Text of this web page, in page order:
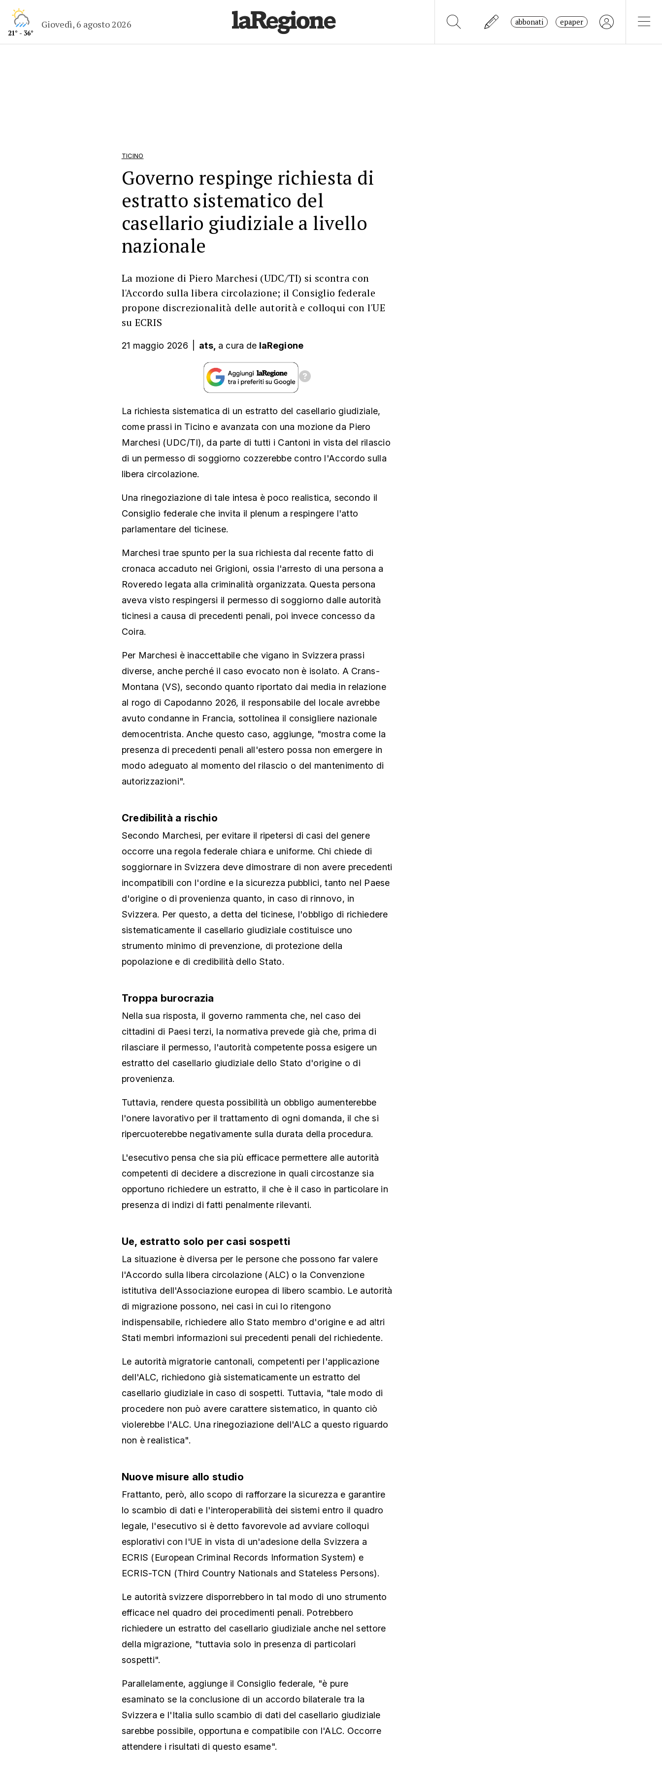
21° - 36°
Giovedì, 6 agosto 2026 abbonati epaper
TICINO
Governo respinge richiesta di
estratto sistematico del
casellario giudiziale a livello
nazionale
La mozione di Piero Marchesi (UDC/TI) si scontra con
l'Accordo sulla libera circolazione; il Consiglio federale
propone discrezionalità delle autorità e colloqui con l'UE
su ECRIS
21 maggio 2026 ats, a cura de laRegione
La richiesta sistematica di un estratto del casellario giudiziale,
come prassi in Ticino e avanzata con una mozione da Piero
Marchesi (UDC/TI), da parte di tutti i Cantoni in vista del rilascio
di un permesso di soggiorno cozzerebbe contro l'Accordo sulla
libera circolazione.
Una rinegoziazione di tale intesa è poco realistica, secondo il
Consiglio federale che invita il plenum a respingere l'atto
parlamentare del ticinese.
Marchesi trae spunto per la sua richiesta dal recente fatto di
cronaca accaduto nei Grigioni, ossia l'arresto di una persona a
Roveredo legata alla criminalità organizzata. Questa persona
aveva visto respingersi il permesso di soggiorno dalle autorità
ticinesi a causa di precedenti penali, poi invece concesso da
Coira.
Per Marchesi è inaccettabile che vigano in Svizzera prassi
diverse, anche perché il caso evocato non è isolato. A Crans-
Montana (VS), secondo quanto riportato dai media in relazione
al rogo di Capodanno 2026, il responsabile del locale avrebbe
avuto condanne in Francia, sottolinea il consigliere nazionale
democentrista. Anche questo caso, aggiunge, "mostra come la
presenza di precedenti penali all'estero possa non emergere in
modo adeguato al momento del rilascio o del mantenimento di
autorizzazioni".
Credibilità a rischio
Secondo Marchesi, per evitare il ripetersi di casi del genere
occorre una regola federale chiara e uniforme. Chi chiede di
soggiornare in Svizzera deve dimostrare di non avere precedenti
incompatibili con l'ordine e la sicurezza pubblici, tanto nel Paese
d'origine o di provenienza quanto, in caso di rinnovo, in
Svizzera. Per questo, a detta del ticinese, l'obbligo di richiedere
sistematicamente il casellario giudiziale costituisce uno
strumento minimo di prevenzione, di protezione della
popolazione e di credibilità dello Stato.
Troppa burocrazia
Nella sua risposta, il governo rammenta che, nel caso dei
cittadini di Paesi terzi, la normativa prevede già che, prima di
rilasciare il permesso, l'autorità competente possa esigere un
estratto del casellario giudiziale dello Stato d'origine o di
provenienza.
Tuttavia, rendere questa possibilità un obbligo aumenterebbe
l'onere lavorativo per il trattamento di ogni domanda, il che si
ripercuoterebbe negativamente sulla durata della procedura.
L'esecutivo pensa che sia più efficace permettere alle autorità
competenti di decidere a discrezione in quali circostanze sia
opportuno richiedere un estratto, il che è il caso in particolare in
presenza di indizi di fatti penalmente rilevanti.
Ue, estratto solo per casi sospetti
La situazione è diversa per le persone che possono far valere
l'Accordo sulla libera circolazione (ALC) o la Convenzione
istitutiva dell'Associazione europea di libero scambio. Le autorità
di migrazione possono, nei casi in cui lo ritengono
indispensabile, richiedere allo Stato membro d'origine e ad altri
Stati membri informazioni sui precedenti penali del richiedente.
Le autorità migratorie cantonali, competenti per l'applicazione
dell'ALC, richiedono già sistematicamente un estratto del
casellario giudiziale in caso di sospetti. Tuttavia, "tale modo di
procedere non può avere carattere sistematico, in quanto ciò
violerebbe l'ALC. Una rinegoziazione dell'ALC a questo riguardo
non è realistica".
Nuove misure allo studio
Frattanto, però, allo scopo di rafforzare la sicurezza e garantire
lo scambio di dati e l'interoperabilità dei sistemi entro il quadro
legale, l'esecutivo si è detto favorevole ad avviare colloqui
esplorativi con l'UE in vista di un'adesione della Svizzera a
ECRIS (European Criminal Records Information System) e
ECRIS-TCN (Third Country Nationals and Stateless Persons).
Le autorità svizzere disporrebbero in tal modo di uno strumento
efficace nel quadro dei procedimenti penali. Potrebbero
richiedere un estratto del casellario giudiziale anche nel settore
della migrazione, "tuttavia solo in presenza di particolari
sospetti".
Parallelamente, aggiunge il Consiglio federale, "è pure
esaminato se la conclusione di un accordo bilaterale tra la
Svizzera e l'Italia sullo scambio di dati del casellario giudiziale
sarebbe possibile, opportuna e compatibile con l'ALC. Occorre
attendere i risultati di questo esame".